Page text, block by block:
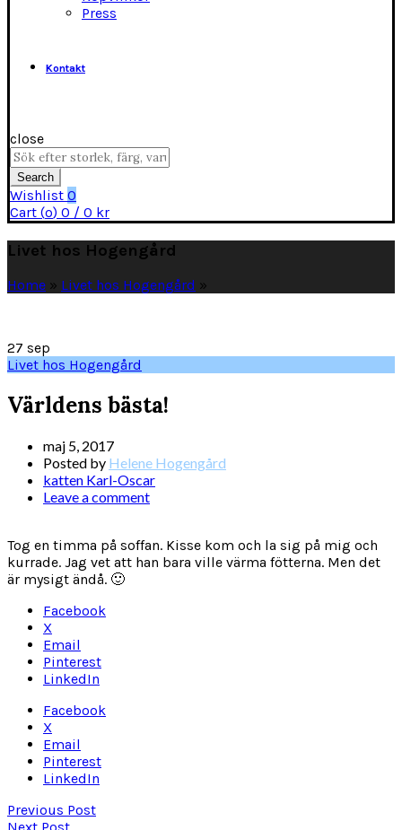
Press
Kontakt
close
Search
for:
Search
Wishlist 0
Cart (o) 0 / 0 kr
Livet hos Hogengård
Home » Livet hos Hogengård »
27 sep
Livet hos Hogengård
Världens bästa!
maj 5, 2017
Posted by Helene Hogengård
katten Karl-Oscar
Leave a comment
Tog en timma på soffan. Kisse kom och la sig på mig och
kurrade. Jag vet att han bara ville värma fötterna. Men det
är mysigt ändå. 🙂
Facebook
X
Email
Pinterest
LinkedIn
Facebook
X
Email
Pinterest
LinkedIn
Previous Post